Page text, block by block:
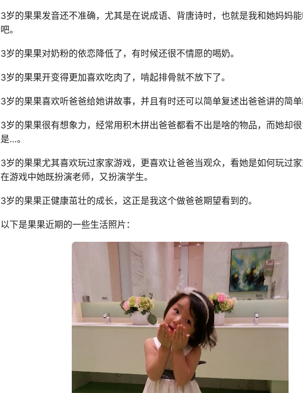
3岁的果果发音还不准确，尤其是在说成语、背唐诗时，也就是我和她妈妈
吧。
3岁的果果对奶粉的依恋降低了，有时候还很不情愿的喝奶。
3岁的果果开变得更加喜欢吃肉了，啃起排骨就不放下了。
3岁的果果喜欢听爸爸给她讲故事，并且有时还可以简单复述出爸爸讲的简单
3岁的果果很有想象力，经常用积木拼出爸爸都看不出是啥的物品，而她却
是…。
3岁的果果尤其喜欢玩过家家游戏，更喜欢让爸爸当观众，看她是如何玩过家
在游戏中她既扮演老师，又扮演学生。
3岁的果果正健康茁壮的成长，这正是我这个做爸爸期望看到的。
以下是果果近期的一些生活照片：